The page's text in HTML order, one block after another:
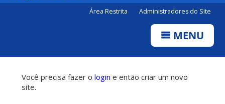
Área Restrita Administradores do Site
MENU
Você precisa fazer o login e então criar um novo
site.